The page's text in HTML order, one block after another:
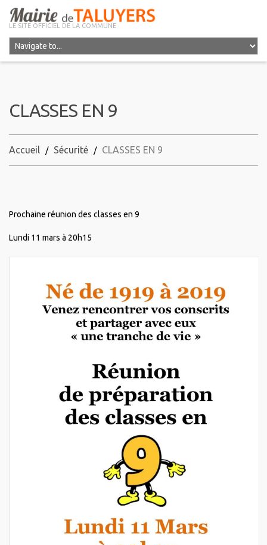
LE SITE OFFICIEL DE LA COMMUNE
CLASSES EN 9
Accueil Sécurité CLASSES EN 9
Prochaine réunion des classes en 9
Lundi 11 mars à 20h15